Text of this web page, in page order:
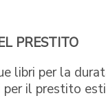
PRESTITO
libri per la
il prestito